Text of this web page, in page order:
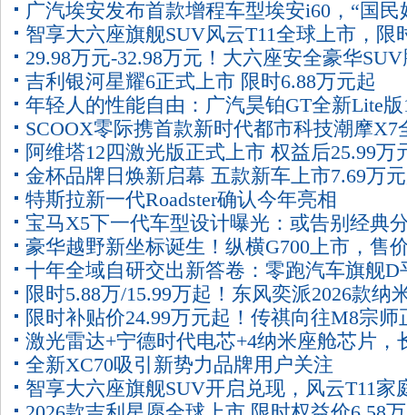
预售，35万元起
广汽埃安发布首款增程车型埃安i60，“国民
车”再添力作
智享大六座旗舰SUV风云T11全球上市，限
鲜价17.99万元起！
29.98万元-32.98万元！大六座安全豪华
势N8L正式上市
吉利银河星耀6正式上市 限时6.88万元起
年轻人的性能自由：广汽昊铂GT全新Lite版
万起轻享上市
SCOOX零际携首款新时代都市科技潮摩X7
首秀
阿维塔12四激光版正式上市 权益后25.99万
售
金杯品牌日焕新启幕 五款新车上市7.69万
特斯拉新一代Roadster确认今年亮相
宝马X5下一代车型设计曝光：或告别经典
式尾门
豪华越野新坐标诞生！纵横G700上市，售
32.99万元起
十年全域自研交出新答卷：零跑汽车旗舰D
及D19重磅发布
限时5.88万/15.99万起！东风奕派2026款纳
01、2026款eπ008五座版焕新上市
限时补贴价24.99万元起！传祺向往M8宗师
上市！
激光雷达+宁德时代电芯+4纳米座舱芯片，
启源全新Q05正式亮相盲订
全新XC70吸引新势力品牌用户关注
智享大六座旗舰SUV开启兑现，风云T11家